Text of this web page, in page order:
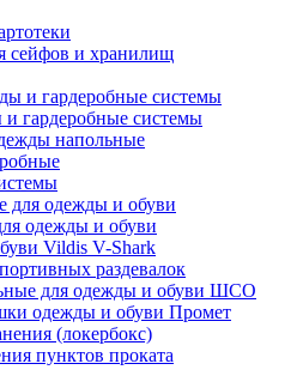
сейфов и хранилищ
гардеробные системы
напольные
одежды и обуви
Vildis V-Shark
раздевалок
для одежды и обуви ШСО
одежды и обуви Промет
(локербокс)
пунктов проката